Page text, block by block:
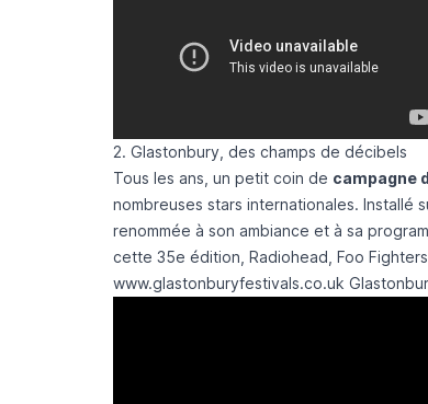
2. Glastonbury, des champs de décibels
Tous les ans, un petit coin de campagne
nombreuses stars internationales. Installé
renommée à son ambiance et à sa
cette 35e édition, Radiohead, Foo
www.glastonburyfestivals.co.uk